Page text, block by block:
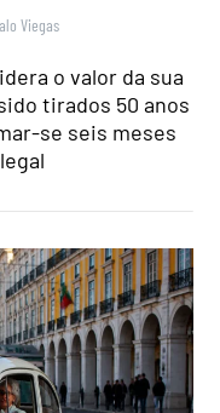
Viegas
o valor da sua
tirados 50 anos
se seis meses